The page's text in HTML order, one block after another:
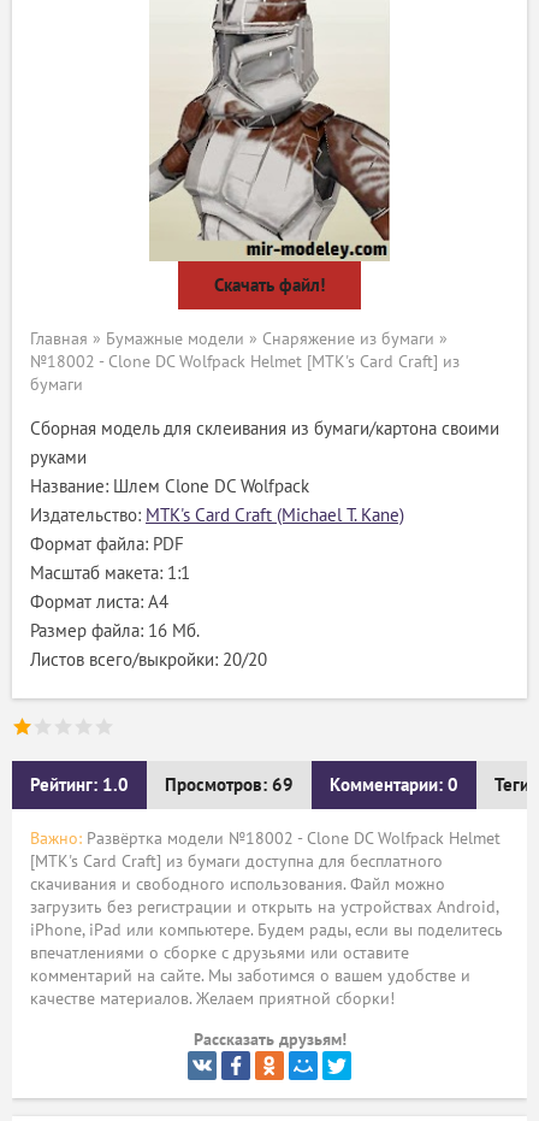
Скачать файл!
Главная » Бумажные модели » Снаряжение из бумаги »
№18002 - Clone DC Wolfpack Helmet [MTK's Card Craft] из
бумаги
Сборная модель для склеивания из бумаги/картона своими
руками
Название: Шлем Clone DC Wolfpack
Издательство: MTK's Card Craft (Michael T. Kane)
Формат файла: PDF
Масштаб макета: 1:1
Формат листа: А4
Размер файла: 16 Мб.
Листов всего/выкройки: 20/20
Рейтинг: 1.0 Просмотров: 69 Комментарии: 0 Теги:
Важно: Развёртка модели №18002 - Clone DC Wolfpack Helmet
[MTK's Card Craft] из бумаги доступна для бесплатного
скачивания и свободного использования. Файл можно
загрузить без регистрации и открыть на устройствах Android,
iPhone, iPad или компьютере. Будем рады, если вы поделитесь
впечатлениями о сборке с друзьями или оставите
комментарий на сайте. Мы заботимся о вашем удобстве и
качестве материалов. Желаем приятной сборки!
Рассказать друзьям!